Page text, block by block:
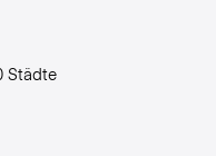
Städte